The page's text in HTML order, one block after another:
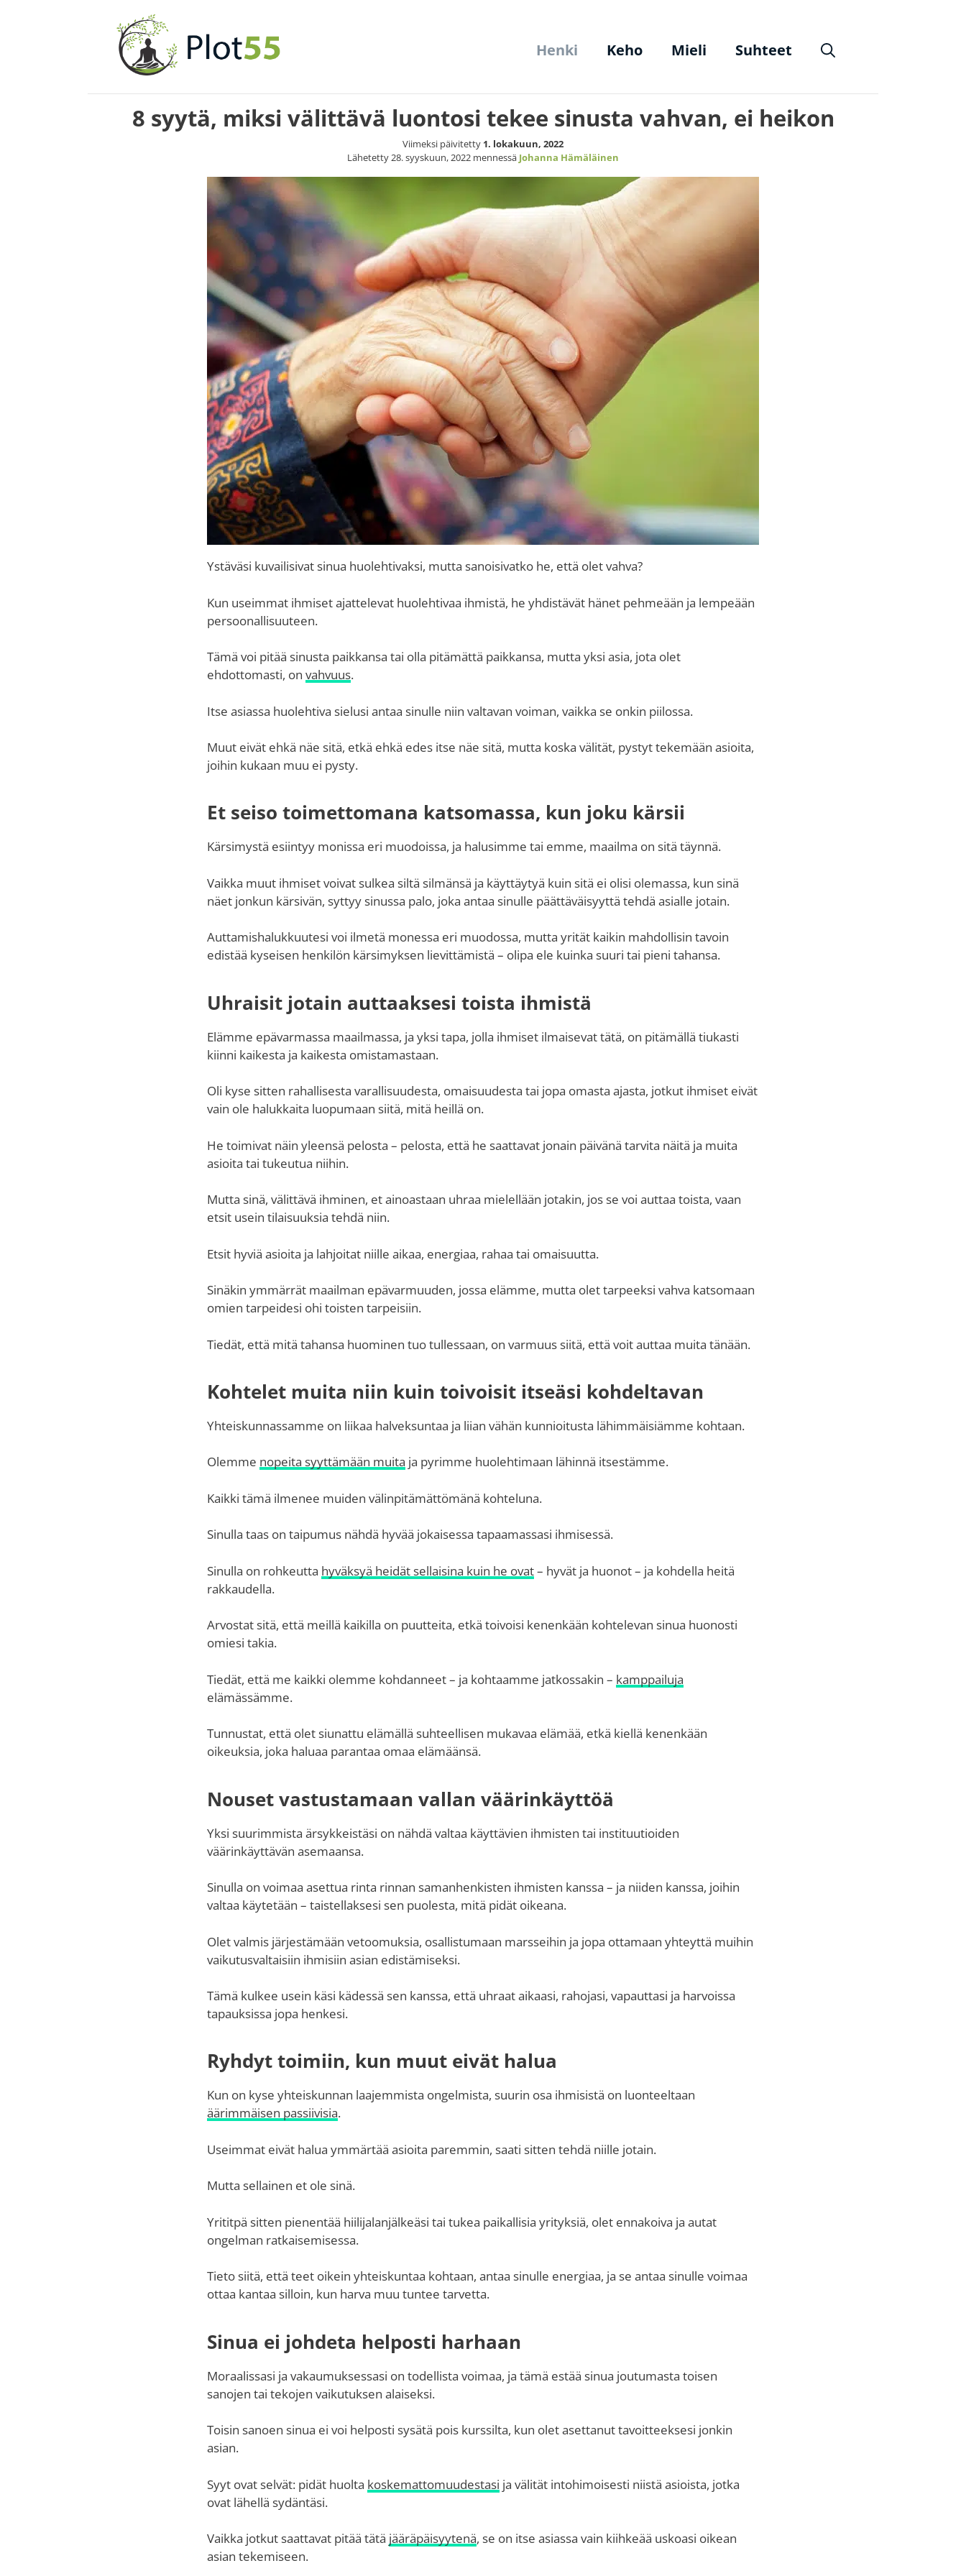
Henki Keho Mieli Suhteet
8 syytä, miksi välittävä luontosi tekee sinusta vahvan, ei heikon
Viimeksi päivitetty 1. lokakuun, 2022
Lähetetty28. syyskuun, 2022 mennessä Johanna Hämäläinen
Ystäväsi kuvailisivat sinua huolehtivaksi, mutta sanoisivatko he, että olet vahva?
Kun useimmat ihmiset ajattelevat huolehtivaa ihmistä, he yhdistävät hänet pehmeään ja lempeään
persoonallisuuteen.
Tämä voi pitää sinusta paikkansa tai olla pitämättä paikkansa, mutta yksi asia, jota olet
ehdottomasti, on vahvuus.
Itse asiassa huolehtiva sielusi antaa sinulle niin valtavan voiman, vaikka se onkin piilossa.
Muut eivät ehkä näe sitä, etkä ehkä edes itse näe sitä, mutta koska välität, pystyt tekemään asioita,
joihin kukaan muu ei pysty.
Et seiso toimettomana katsomassa, kun joku kärsii
Kärsimystä esiintyy monissa eri muodoissa, ja halusimme tai emme, maailma on sitä täynnä.
Vaikka muut ihmiset voivat sulkea siltä silmänsä ja käyttäytyä kuin sitä ei olisi olemassa, kun sinä
näet jonkun kärsivän, syttyy sinussa palo, joka antaa sinulle päättäväisyyttä tehdä asialle jotain.
Auttamishalukkuutesi voi ilmetä monessa eri muodossa, mutta yrität kaikin mahdollisin tavoin
edistää kyseisen henkilön kärsimyksen lievittämistä – olipa ele kuinka suuri tai pieni tahansa.
Uhraisit jotain auttaaksesi toista ihmistä
Elämme epävarmassa maailmassa, ja yksi tapa, jolla ihmiset ilmaisevat tätä, on pitämällä tiukasti
kiinni kaikesta ja kaikesta omistamastaan.
Oli kyse sitten rahallisesta varallisuudesta, omaisuudesta tai jopa omasta ajasta, jotkut ihmiset eivät
vain ole halukkaita luopumaan siitä, mitä heillä on.
He toimivat näin yleensä pelosta – pelosta, että he saattavat jonain päivänä tarvita näitä ja muita
asioita tai tukeutua niihin.
Mutta sinä, välittävä ihminen, et ainoastaan uhraa mielellään jotakin, jos se voi auttaa toista, vaan
etsit usein tilaisuuksia tehdä niin.
Etsit hyviä asioita ja lahjoitat niille aikaa, energiaa, rahaa tai omaisuutta.
Sinäkin ymmärrät maailman epävarmuuden, jossa elämme, mutta olet tarpeeksi vahva katsomaan
omien tarpeidesi ohi toisten tarpeisiin.
Tiedät, että mitä tahansa huominen tuo tullessaan, on varmuus siitä, että voit auttaa muita tänään.
Kohtelet muita niin kuin toivoisit itseäsi kohdeltavan
Yhteiskunnassamme on liikaa halveksuntaa ja liian vähän kunnioitusta lähimmäisiämme kohtaan.
Olemme nopeita syyttämään muita ja pyrimme huolehtimaan lähinnä itsestämme.
Kaikki tämä ilmenee muiden välinpitämättömänä kohteluna.
Sinulla taas on taipumus nähdä hyvää jokaisessa tapaamassasi ihmisessä.
Sinulla on rohkeutta hyväksyä heidät sellaisina kuin he ovat– hyvät ja huonot – ja kohdella heitä
rakkaudella.
Arvostat sitä, että meillä kaikilla on puutteita, etkä toivoisi kenenkään kohtelevan sinua huonosti
omiesi takia.
Tiedät, että me kaikki olemme kohdanneet – ja kohtaamme jatkossakin – kamppailuja
elämässämme.
Tunnustat, että olet siunattu elämällä suhteellisen mukavaa elämää, etkä kiellä kenenkään
oikeuksia, joka haluaa parantaa omaa elämäänsä.
Nouset vastustamaan vallan väärinkäyttöä
Yksi suurimmista ärsykkeistäsi on nähdä valtaa käyttävien ihmisten tai instituutioiden
väärinkäyttävän asemaansa.
Sinulla on voimaa asettua rinta rinnan samanhenkisten ihmisten kanssa – ja niiden kanssa, joihin
valtaa käytetään – taistellaksesi sen puolesta, mitä pidät oikeana.
Olet valmis järjestämään vetoomuksia, osallistumaan marsseihin ja jopa ottamaan yhteyttä muihin
vaikutusvaltaisiin ihmisiin asian edistämiseksi.
Tämä kulkee usein käsi kädessä sen kanssa, että uhraat aikaasi, rahojasi, vapauttasi ja harvoissa
tapauksissa jopa henkesi.
Ryhdyt toimiin, kun muut eivät halua
Kun on kyse yhteiskunnan laajemmista ongelmista, suurin osa ihmisistä on luonteeltaan
äärimmäisen passiivisia.
Useimmat eivät halua ymmärtää asioita paremmin, saati sitten tehdä niille jotain.
Mutta sellainen et ole sinä.
Yrititpä sitten pienentää hiilijalanjälkeäsi tai tukea paikallisia yrityksiä, olet ennakoiva ja autat
ongelman ratkaisemisessa.
Tieto siitä, että teet oikein yhteiskuntaa kohtaan, antaa sinulle energiaa, ja se antaa sinulle voimaa
ottaa kantaa silloin, kun harva muu tuntee tarvetta.
Sinua ei johdeta helposti harhaan
Moraalissasi ja vakaumuksessasi on todellista voimaa, ja tämä estää sinua joutumasta toisen
sanojen tai tekojen vaikutuksen alaiseksi.
Toisin sanoen sinua ei voi helposti sysätä pois kurssilta, kun olet asettanut tavoitteeksesi jonkin
asian.
Syyt ovat selvät: pidät huolta koskemattomuudestasi ja välität intohimoisesti niistä asioista, jotka
ovat lähellä sydäntäsi.
Vaikka jotkut saattavat pitää tätä jääräpäisyytenä, se on itse asiassa vain kiihkeää uskoasi oikean
asian tekemiseen.